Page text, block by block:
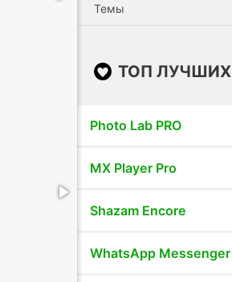
Темы
ТОП ЛУЧШИХ
Photo Lab PRO
MX Player Pro
Shazam Encore
WhatsApp Messenger